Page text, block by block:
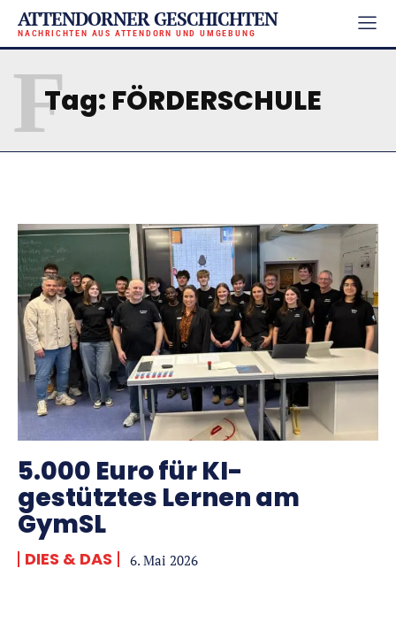
ATTENDORNER GESCHICHTEN
NACHRICHTEN AUS ATTENDORN UND UMGEBUNG
Tag: FÖRDERSCHULE
F
5.000 Euro für KI-
gestütztes Lernen am
GymSL
DIES & DAS 6. Mai 2026